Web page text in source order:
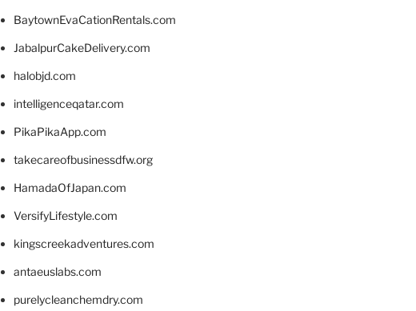
BaytownEvaCationRentals.com
JabalpurCakeDelivery.com
halobjd.com
intelligenceqatar.com
PikaPikaApp.com
takecareofbusinessdfw.org
HamadaOfJapan.com
VersifyLifestyle.com
kingscreekadventures.com
antaeuslabs.com
purelycleanchemdry.com